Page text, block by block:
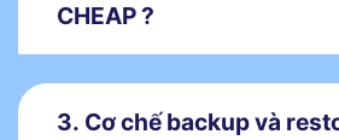
CHEAP ?
3. Cơ chế backup và